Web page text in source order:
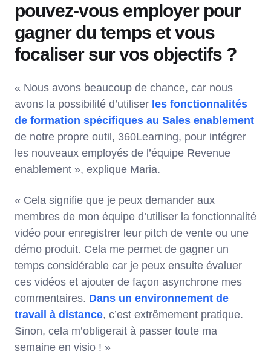
pouvez-vous employer pour
gagner du temps et vous
focaliser sur vos objectifs ?
« Nous avons beaucoup de chance, car nous
avons la possibilité d’utiliser les fonctionnalités
de formation spécifiques au Sales enablement
de notre propre outil, 360Learning, pour intégrer
les nouveaux employés de l’équipe Revenue
enablement », explique Maria.
« Cela signifie que je peux demander aux
membres de mon équipe d’utiliser la fonctionnalité
vidéo pour enregistrer leur pitch de vente ou une
démo produit. Cela me permet de gagner un
temps considérable car je peux ensuite évaluer
ces vidéos et ajouter de façon asynchrone mes
commentaires. Dans un environnement de
travail à distance, c’est extrêmement pratique.
Sinon, cela m’obligerait à passer toute ma
semaine en visio ! »